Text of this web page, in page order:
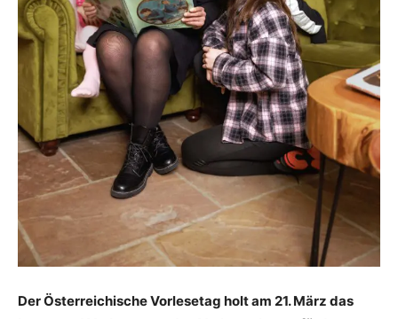
Der Österreichische Vorlesetag holt am 21. März das